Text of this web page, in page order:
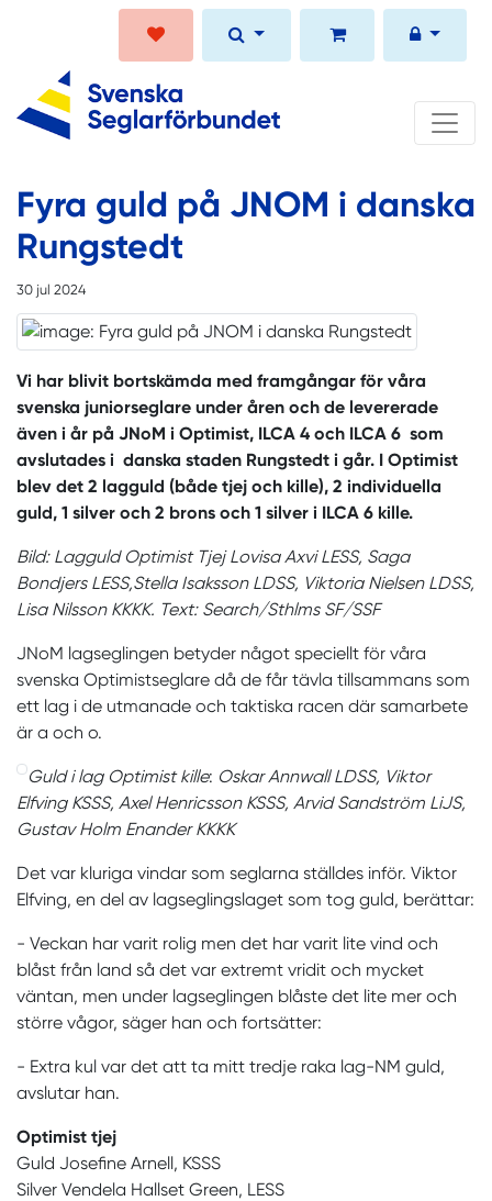
Fyra guld på JNOM i danska
Rungstedt
30 jul 2024
Vi har blivit bortskämda med framgångar för våra
svenska juniorseglare under åren och de levererade
även i år på JNoM i Optimist, ILCA 4 och ILCA 6 som
avslutades i danska staden Rungstedt i går. I Optimist
blev det 2 lagguld (både tjej och kille), 2 individuella
guld, 1 silver och 2 brons och 1 silver i ILCA 6 kille.
Bild: Lagguld Optimist Tjej Lovisa Axvi LESS, Saga
Bondjers LESS,Stella Isaksson LDSS, Viktoria Nielsen LDSS,
Lisa Nilsson KKKK. Text: Search/Sthlms SF/SSF
JNoM lagseglingen betyder något speciellt för våra
svenska Optimistseglare då de får tävla tillsammans som
ett lag i de utmanade och taktiska racen där samarbete
är a och o.
Guld i lag Optimist kille: Oskar Annwall LDSS, Viktor
Elfving KSSS, Axel Henricsson KSSS, Arvid Sandström LiJS,
Gustav Holm Enander KKKK
Det var kluriga vindar som seglarna ställdes inför. Viktor
Elfving, en del av lagseglingslaget som tog guld, berättar:
- Veckan har varit rolig men det har varit lite vind och
blåst från land så det var extremt vridit och mycket
väntan, men under lagseglingen blåste det lite mer och
större vågor, säger han och fortsätter:
- Extra kul var det att ta mitt tredje raka lag-NM guld,
avslutar han.
Optimist tjej
Guld Josefine Arnell, KSSS
Silver Vendela Hallset Green, LESS